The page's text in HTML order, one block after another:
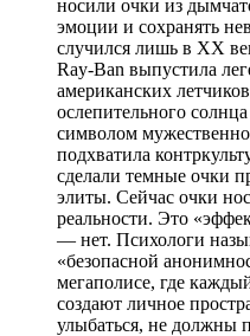
носили очки из
эмоции и сохранять
случился лишь в XX
Ray-Ban выпустила
американских
ослепительного
символом
подхватила
сделали темные очки
элиты. Сейчас очки
реальности. Это
— нет. Психологи
«безопасной
мегаполисе, где
создают личное
улыбаться, не должны